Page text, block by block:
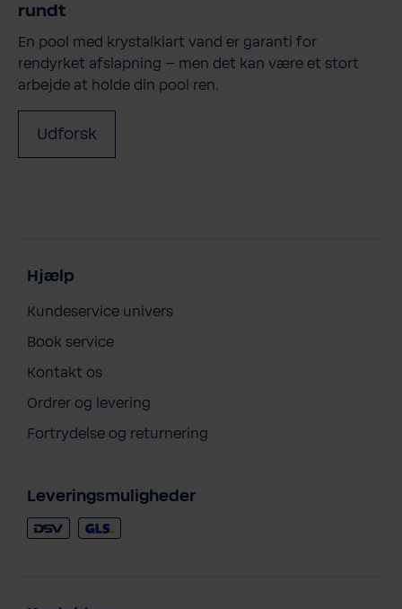
rundt
En pool med krystalklart vand er garanti for
rendyrket afslapning – men det kan være et stort
arbejde at holde din pool ren.
Udforsk
Hjælp
Kundeservice univers
Book service
Kontakt os
Ordrer og levering
Fortrydelse og returnering
Leveringsmuligheder